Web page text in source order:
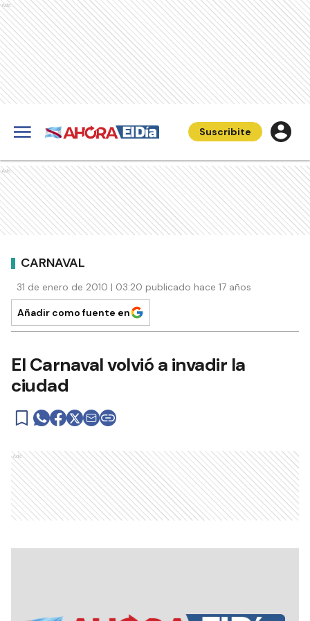
Ads
Suscribite
Ads
CARNAVAL
31 de enero de 2010 | 03:20 publicado hace 17 años
Añadir como fuente en
El Carnaval volvió a invadir la
ciudad
Ads